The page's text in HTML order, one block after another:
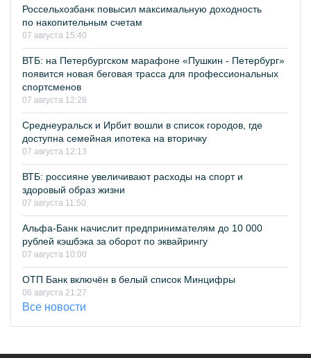
Россельхозбанк повысил максимальную доходность
по накопительным счетам
07 августа 15:40
ВТБ: на Петербургском марафоне «Пушкин - Петербург»
появится новая беговая трасса для профессиональных
спортсменов
07 августа 12:28
Среднеуральск и Ирбит вошли в список городов, где
доступна семейная ипотека на вторичку
07 августа 12:13
ВТБ: россияне увеличивают расходы на спорт и
здоровый образ жизни
07 августа 11:50
Альфа-Банк начислит предпринимателям до 10 000
рублей кэшбэка за оборот по эквайрингу
07 августа 10:00
ОТП Банк включён в белый список Минцифры
06 августа 21:27
Все новости